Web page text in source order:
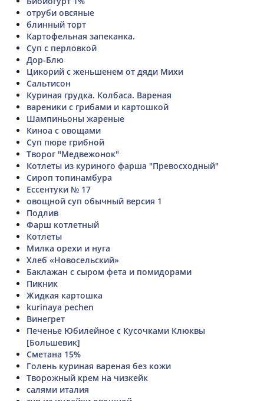
отруби овсяные
блинный торт
Картофельная запеканка.
Суп с перловкой
Дор-Блю
Цикорий с женьшенем от дяди Михи
Сальтисон
Куриная грудка. Колбаса. Вареная
вареники с грибами и картошкой
Шампиньоны жареные
Киноа с овощами
Cуп пюре грибной
Творог "Медвежонок"
Котлеты из куриного фарша "Превосходный"
Сироп топинамбура
Ессентуки № 17
овощной суп обычный версия 1
Подлив
Фарш котлетный
Котлеты
Милка орехи и нуга
Хлеб «Новосельский»
Баклажан с сыром фета и помидорами
Пикник
Жидкая картошка
kurinaya pechen
Винегрет
Печенье Юбилейное с Кусочками Клюквы
[Большевик]
Сметана 15%
Голень куриная вареная без кожи
Творожный крем на чизкейк
салями италия